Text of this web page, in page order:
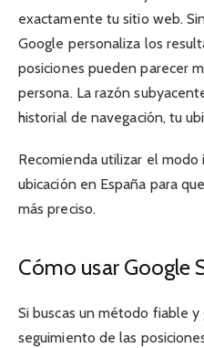
exactamente tu sitio web.
Google personaliza los
posiciones pueden parecer
persona. La razón
historial de navegación, tu
Recomienda utilizar el
ubicación en España para
más preciso.
Cómo usar Google
Si buscas un método fiable
seguimiento de las